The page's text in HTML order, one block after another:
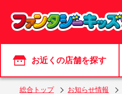
お近くの店舗を探す
総合トップ お知らせ情報